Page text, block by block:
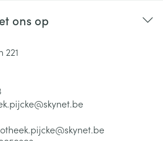
ons op
221
skynet.be